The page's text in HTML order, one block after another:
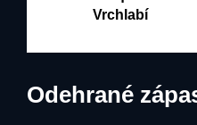
Vrchlabí
Odehrané